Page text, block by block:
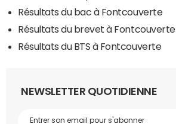
Résultats du bac à Fontcouverte
Résultats du brevet à Fontcouverte
Résultats du BTS à Fontcouverte
NEWSLETTER QUOTIDIENNE